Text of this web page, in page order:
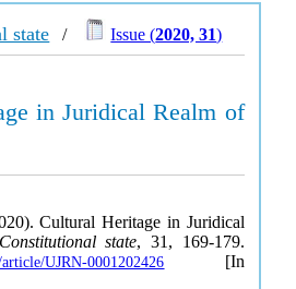
state / Issue (2020, 31)
in Juridical Realm of
Cultural Heritage in Juridical
Constitutional state, 31, 169-179.
UJRN-0001202426 [In